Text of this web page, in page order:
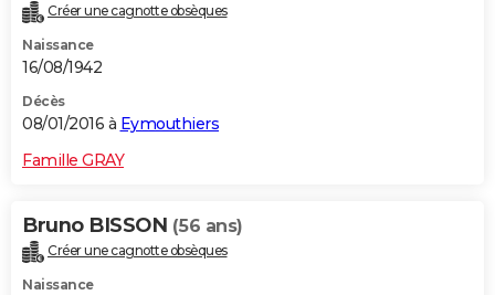
Créer une cagnotte obsèques
Naissance
16/08/1942
Décès
08/01/2016 à Eymouthiers
Famille GRAY
Bruno BISSON (56 ans)
Créer une cagnotte obsèques
Naissance